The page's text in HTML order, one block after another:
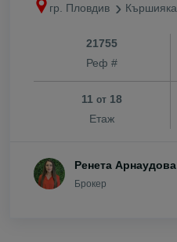
гр. Пловдив Кършияка
21755
Реф #
11 от 18
Етаж
Ренета Арнаудова
Брокер